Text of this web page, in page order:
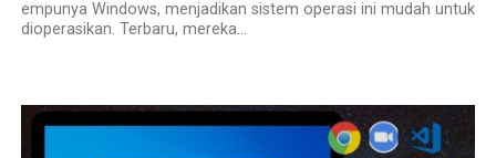
empunya Windows, menjadikan sistem operasi ini mudah untuk
dioperasikan. Terbaru, mereka...